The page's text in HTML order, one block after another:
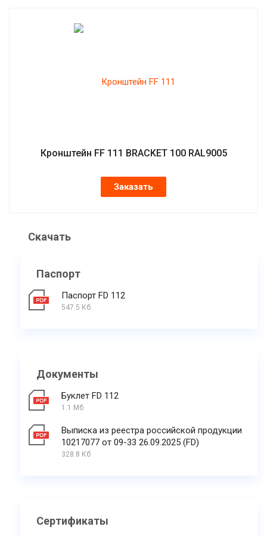
Кронштейн FF 111 BRACKET 100 RAL9005
Заказать
Скачать
Паспорт
Паспорт FD 112
547.5 Кб
Документы
Буклет FD 112
1.1 Мб
Выписка из реестра российской продукции
10217077 от 09-33 26.09.2025 (FD)
328.8 Кб
Сертификаты